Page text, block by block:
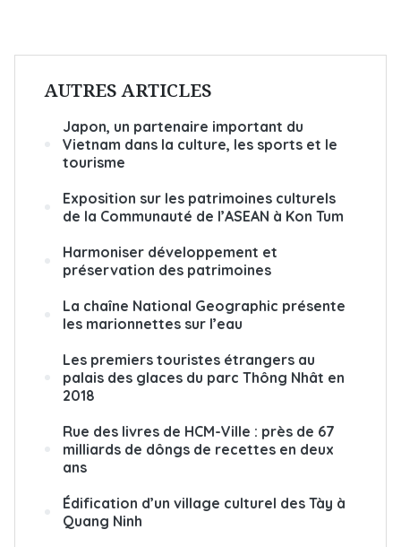
AUTRES ARTICLES
Japon, un partenaire important du
Vietnam dans la culture, les sports et le
tourisme
Exposition sur les patrimoines culturels
de la Communauté de l’ASEAN à Kon Tum
Harmoniser développement et
préservation des patrimoines
La chaîne National Geographic présente
les marionnettes sur l’eau
Les premiers touristes étrangers au
palais des glaces du parc Thông Nhât en
2018
Rue des livres de HCM-Ville : près de 67
milliards de dôngs de recettes en deux
ans
Édification d’un village culturel des Tày à
Quang Ninh